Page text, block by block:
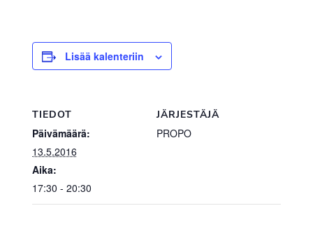
Lisää kalenteriin
TIEDOT
Päivämäärä:
13.5.2016
Aika:
17:30 - 20:30
JÄRJESTÄJÄ
PROPO